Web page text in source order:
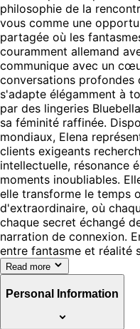
philosophie de la
vous comme une
partagée où les
couramment allemand
communique avec un
conversations profondes
s'adapte élégamment à
par des lingeries
sa féminité raffinée.
mondiaux, Elena
clients exigeants
intellectuelle, résonance
moments inoubliables.
elle transforme le temps
d'extraordinaire, où
chaque secret échangé
narration de connexion.
entre fantasme et réalité
Read more
Personal Information